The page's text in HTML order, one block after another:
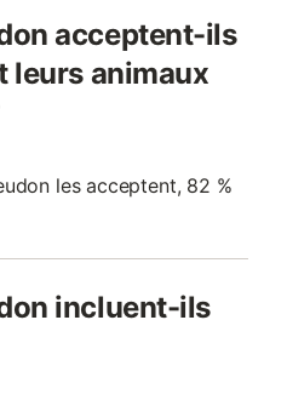
acceptent-ils
leurs animaux
les acceptent, 82 %
incluent-ils